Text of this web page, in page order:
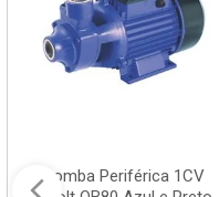
Bomba Periférica 1CV